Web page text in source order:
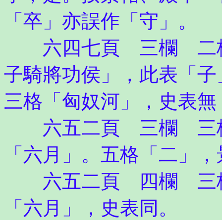
「卒」亦誤作「守」。
六四七頁 三欄 二格
子騎將功侯」，此表「
三格「匈奴河」，史表
六五二頁 三欄 三格
「六月」。五格「二」
六五二頁 四欄 三格
「六月」，史表同。